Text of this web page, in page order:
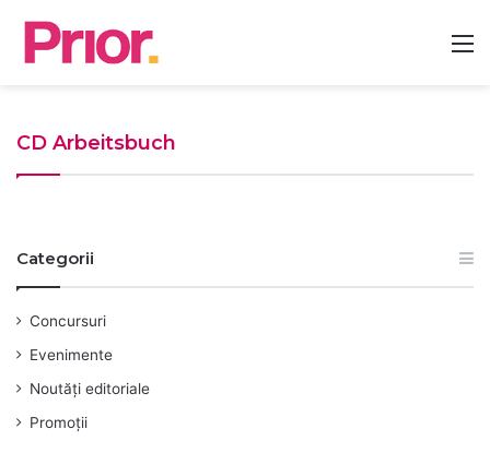
CD Arbeitsbuch
Categorii
Concursuri
Evenimente
Noutăți editoriale
Promoții